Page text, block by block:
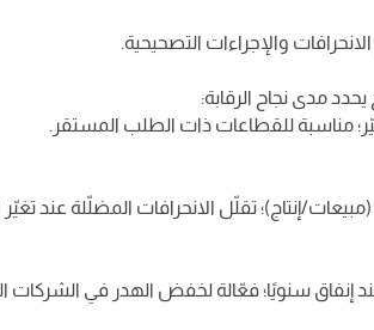
مدى نجاح الرقابة:
مناسبة للقطاعات ذات الطلب المستقر.
إنتاج)؛ تقلّل الانحرافات المضلّلة عند تغيّر
إنفاق سنويًا؛ فعّالة لخفض الهدر في الشركات